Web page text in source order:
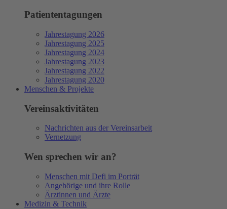
Patiententagungen
Jahrestagung 2026
Jahrestagung 2025
Jahrestagung 2024
Jahrestagung 2023
Jahrestagung 2022
Jahrestagung 2020
Menschen & Projekte
Vereinsaktivitäten
Nachrichten aus der Vereinsarbeit
Vernetzung
Wen sprechen wir an?
Menschen mit Defi im Porträt
Angehörige und ihre Rolle
Ärztinnen und Ärzte
Medizin & Technik